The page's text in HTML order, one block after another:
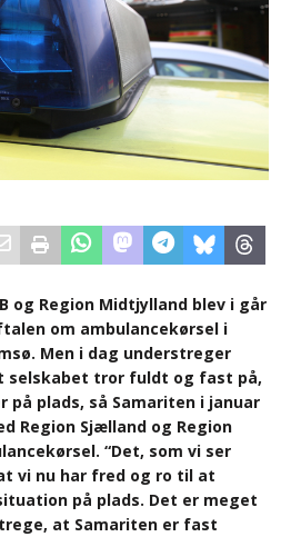
og Region Midtjylland blev i går
om ambulancekørsel i
Men i dag understreger
selskabet tror fuldt og fast på,
plads, så Samariten i januar
Region Sjælland og Region
“Det, som vi ser
vi nu har fred og ro til at
på plads. Det er meget
at Samariten er fast